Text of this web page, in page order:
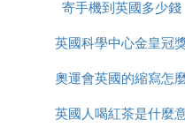
+ 209,55 €
❸ 全世界范圍內哪
活最優越，福利待
北歐五國－瑞典、挪威
麼
寄手機到英國多少錢
英國科學中心金皇冠
是什麼
奧運會英國的縮寫怎
改了
英國人喝紅茶是什麼